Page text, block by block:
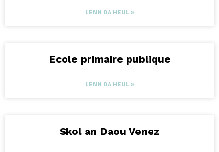
LENN DA HEUL »
Ecole primaire publique
LENN DA HEUL »
Skol an Daou Venez